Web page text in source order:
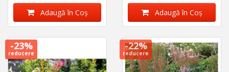
Adaugă în Coş Adaugă în Coş
-23%
reducere
-22%
reducere